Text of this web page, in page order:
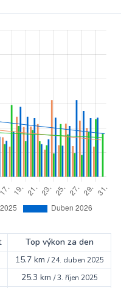
Top výkon za den
15.7 km /24. duben 2025
25.3 km /3. říjen 2025